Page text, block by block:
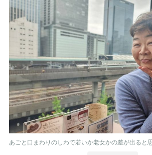
あごと口まわりのしわで若いか老女かの差が出ると